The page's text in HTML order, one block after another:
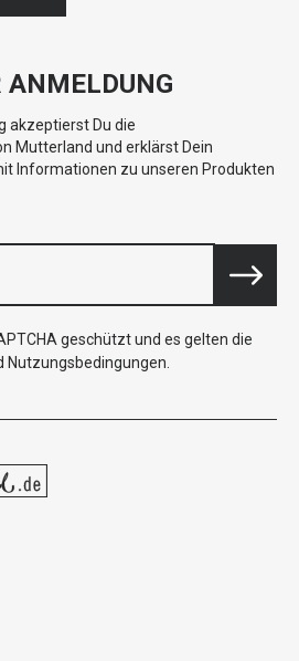
ANMELDUNG
akzeptierst Du die
Mutterland und erklärst Dein
Informationen zu unseren Produkten
geschützt und es gelten die
Nutzungsbedingungen